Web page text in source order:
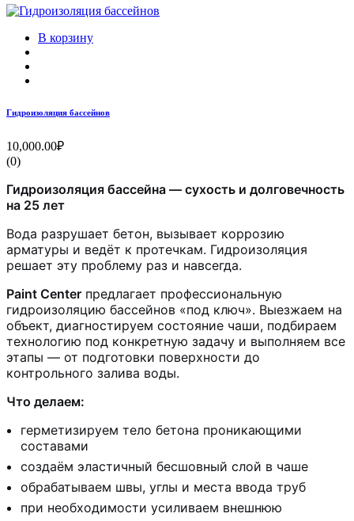
В корзину
Гидроизоляция бассейнов
10,000.00₽
(0)
Гидроизоляция бассейна — сухость и долговечность
на 25 лет
Вода разрушает бетон, вызывает коррозию
арматуры и ведёт к протечкам. Гидроизоляция
решает эту проблему раз и навсегда.
Paint Center предлагает профессиональную
гидроизоляцию бассейнов «под ключ». Выезжаем на
объект, диагностируем состояние чаши, подбираем
технологию под конкретную задачу и выполняем все
этапы — от подготовки поверхности до
контрольного залива воды.
Что делаем:
герметизируем тело бетона проникающими
составами
создаём эластичный бесшовный слой в чаше
обрабатываем швы, углы и места ввода труб
при необходимости усиливаем внешнюю